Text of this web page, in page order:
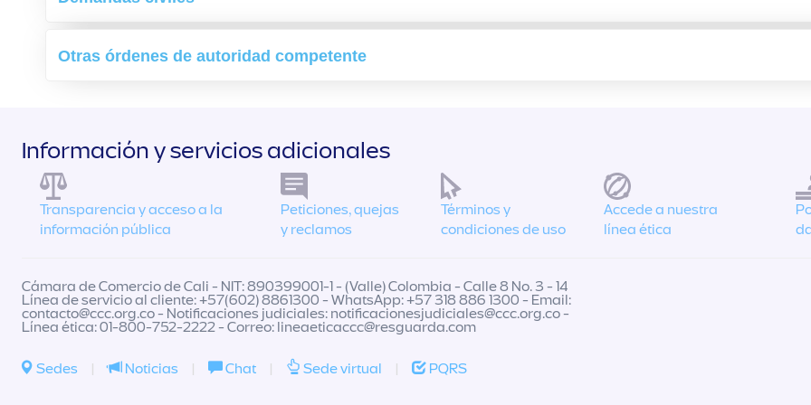
Otras órdenes de autoridad competente
Información y servicios adicionales
Transparencia y acceso a la
información pública
Peticiones, quejas
y reclamos
Términos y
condiciones de uso
Accede a nuestra
línea ética
Cámara de Comercio de Cali - NIT: 890399001-1 - (Valle) Colombia - Calle 8 No. 3 - 14
Línea de servicio al cliente: +57(602) 8861300 - WhatsApp: +57 318 886 1300 - Email:
contacto@ccc.org.co- Notificaciones judiciales: notificacionesjudiciales@ccc.org.co-
Línea ética: 01-800-752-2222 - Correo: lineaeticaccc@resguarda.com
Sedes | Noticias | Chat | Sede virtual | PQRS